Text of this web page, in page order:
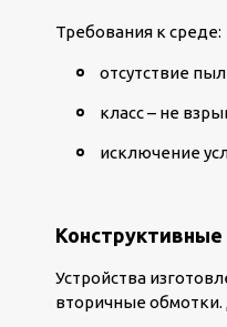
Требования к среде:
отсутствие
класс – не
исключение
Конструктивные
Устройства
вторичные